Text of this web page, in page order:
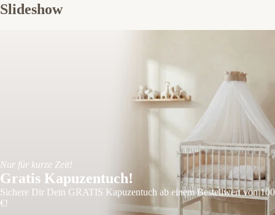
Slideshow
Nur für kurze Zeit!
Gratis Kapuzentuch!
Sichere Dir Dein GRATIS Kapuzentuch ab einem Bestellwert von 100
€!